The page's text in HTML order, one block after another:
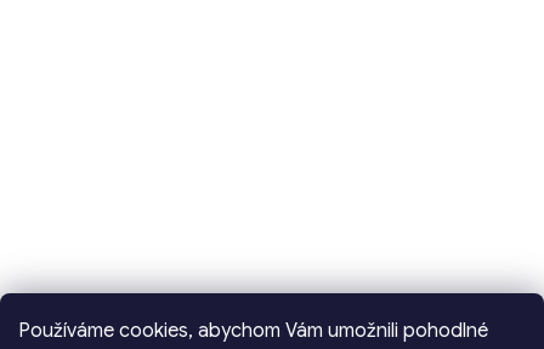
Používáme cookies, abychom Vám umožnili pohodlné